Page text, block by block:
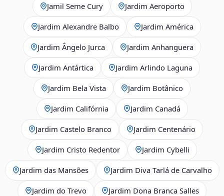
Jamil Seme Cury Jardim Aeroporto
Jardim Alexandre Balbo Jardim América
Jardim Ângelo Jurca Jardim Anhanguera
Jardim Antártica Jardim Arlindo Laguna
Jardim Bela Vista Jardim Botânico
Jardim Califórnia Jardim Canadá
Jardim Castelo Branco Jardim Centenário
Jardim Cristo Redentor Jardim Cybelli
Jardim das Mansões Jardim Diva Tarlá de Carvalho
Jardim do Trevo Jardim Dona Branca Salles